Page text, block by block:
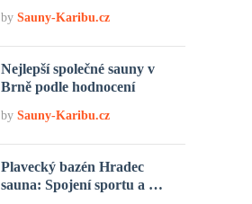
bySauny-Karibu.cz
Nejlepší společné sauny v
Brně podle hodnocení
bySauny-Karibu.cz
Plavecký bazén Hradec
sauna: Spojení sportu a …